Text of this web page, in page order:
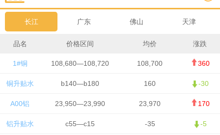
长江 广东 佛山 天津
品名 价格区间 均价 涨跌
1#铜 108,680—108,720 108,700 360
铜升贴水 b140—b180 160 -30
A00铝 23,950—23,990 23,970 170
铝升贴水 c55—c15 -35 -5